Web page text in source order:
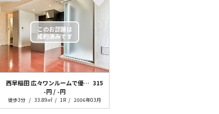
西早稲田 広々ワンルームで優雅な暮らし 315
-円 / -円
徒歩3分 33.89㎡ 1R 2006年03月